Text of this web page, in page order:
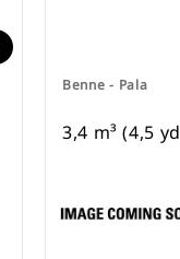
Benne - Pala
3,4 m³ (4,5